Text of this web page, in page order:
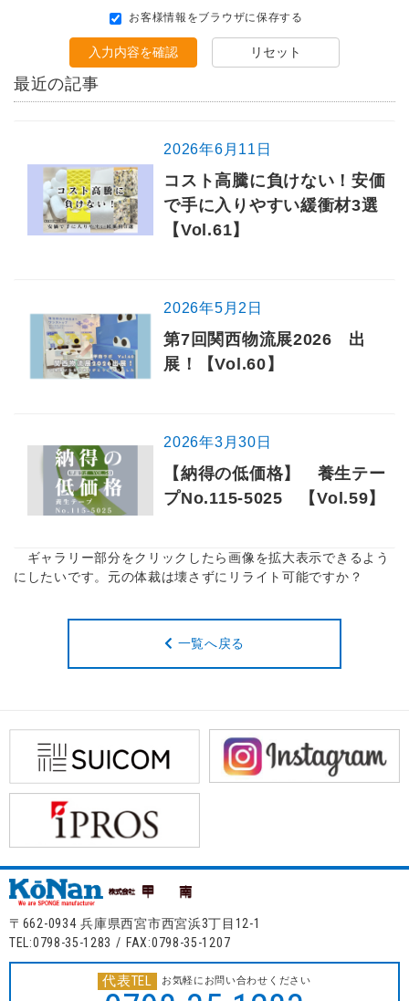
お客様情報をブラウザに保存する
入力内容を確認 リセット
最近の記事
2026年6月11日
コスト高騰に負けない！安価
で手に入りやすい緩衝材3選
【Vol.61】
2026年5月2日
第7回関西物流展2026 出
展！【Vol.60】
2026年3月30日
【納得の低価格】 養生テー
プNo.115-5025 【Vol.59】
ギャラリー部分をクリックしたら画像を拡大表示できるよう
にしたいです。元の体裁は壊さずにリライト可能ですか？
一覧へ戻る
〒662-0934 兵庫県西宮市西宮浜3丁目12-1
TEL:0798-35-1283 / FAX:0798-35-1207
代表TEL お気軽にお問い合わせください